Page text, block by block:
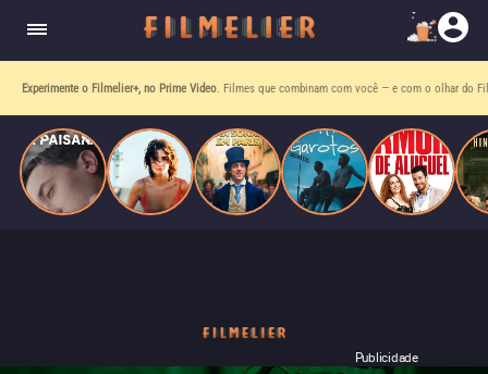
Entre tantas opções,receba o que mais vale seu tempo!
Toda sexta, no seu e-mail.
Publicidade
quando se apaixona por um de seus alvos.